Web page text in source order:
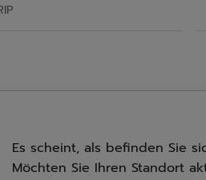
WURDEN, UM JUNGEN
Es scheint, als befinden Sie
Möchten Sie Ihren Standort